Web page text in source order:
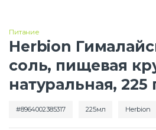
Питание
Herbion Гималайская розовая
соль, пищевая
натуральная, 225
8964002385317 225мл Herbion